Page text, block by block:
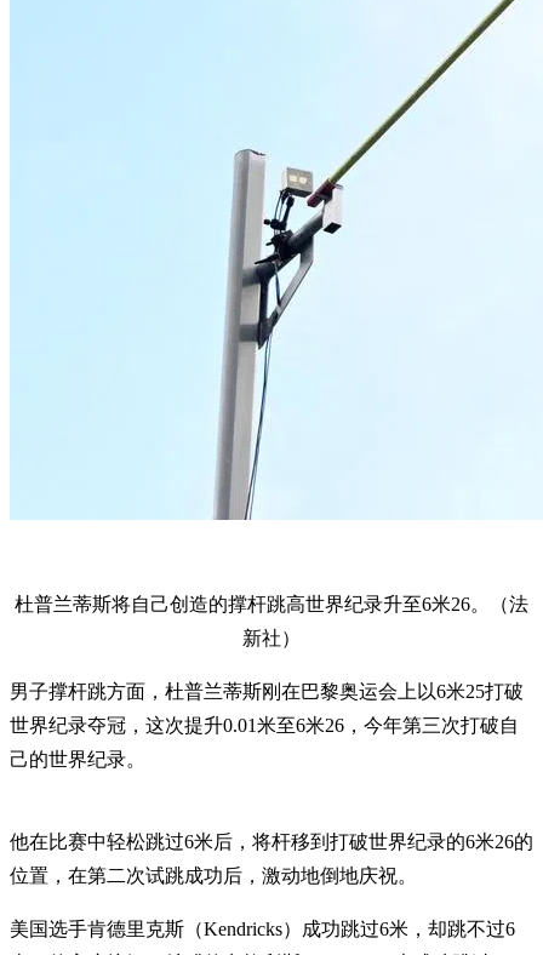
杜普兰蒂斯将自己创造的撑杆跳高世界纪录升至6米26。（法
新社）
男子撑杆跳方面，杜普兰蒂斯刚在巴黎奥运会上以6米25打破
世界纪录夺冠，这次提升0.01米至6米26，今年第三次打破自
己的世界纪录。
他在比赛中轻松跳过6米后，将杆移到打破世界纪录的6米26的
位置，在第二次试跳成功后，激动地倒地庆祝。
美国选手肯德里克斯（Kendricks）成功跳过6米，却跳不过6